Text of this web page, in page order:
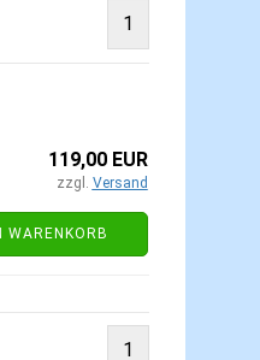
1
119,00 EUR
zzgl. Versand
WARENKORB
1